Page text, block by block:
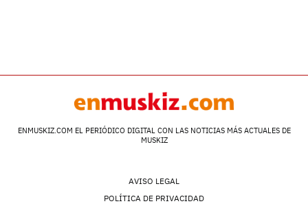
ENMUSKIZ.COM EL PERIÓDICO DIGITAL CON LAS NOTICIAS MÁS ACTUALES DE
MUSKIZ
AVISO LEGAL
POLÍTICA DE PRIVACIDAD